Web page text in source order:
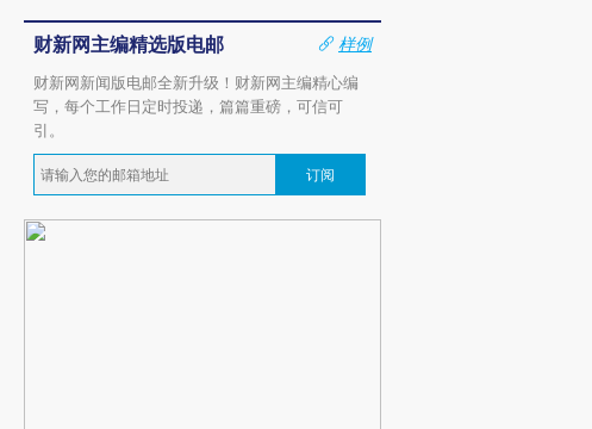
财新网主编精选版电邮
样例
财新网新闻版电邮全新升级！财新网主编精心编
写，每个工作日定时投递，篇篇重磅，可信可
引。
订阅